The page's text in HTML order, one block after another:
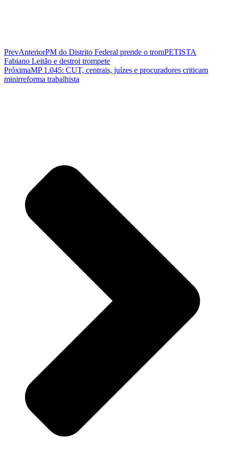
PrevAnteriorPM do Distrito Federal prende o tromPETISTA
Fabiano Leitão e destroi trompete
PróximaMP 1.045: CUT, centrais, juízes e procuradores criticam
minirreforma trabalhista